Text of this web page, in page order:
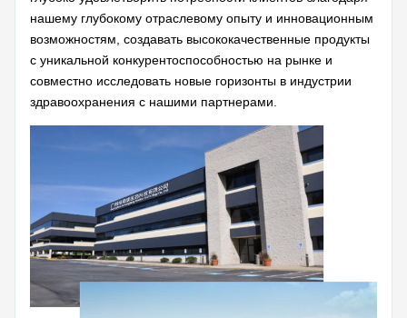
нашему глубокому отраслевому опыту и инновационным
возможностям, создавать высококачественные продукты
с уникальной конкурентоспособностью на рынке и
совместно исследовать новые горизонты в индустрии
здравоохранения с нашими партнерами.